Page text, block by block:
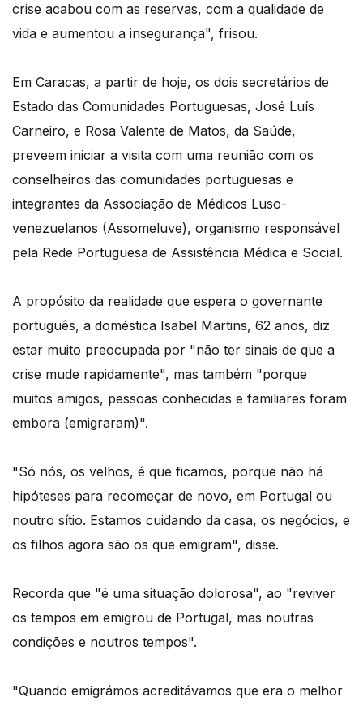
crise acabou com as reservas, com a qualidade de
vida e aumentou a insegurança", frisou.
Em Caracas, a partir de hoje, os dois secretários de
Estado das Comunidades Portuguesas, José Luís
Carneiro, e Rosa Valente de Matos, da Saúde,
preveem iniciar a visita com uma reunião com os
conselheiros das comunidades portuguesas e
integrantes da Associação de Médicos Luso-
venezuelanos (Assomeluve), organismo responsável
pela Rede Portuguesa de Assistência Médica e Social.
A propósito da realidade que espera o governante
português, a doméstica Isabel Martins, 62 anos, diz
estar muito preocupada por "não ter sinais de que a
crise mude rapidamente", mas também "porque
muitos amigos, pessoas conhecidas e familiares foram
embora (emigraram)".
"Só nós, os velhos, é que ficamos, porque não há
hipóteses para recomeçar de novo, em Portugal ou
noutro sítio. Estamos cuidando da casa, os negócios, e
os filhos agora são os que emigram", disse.
Recorda que "é uma situação dolorosa", ao "reviver
os tempos em emigrou de Portugal, mas noutras
condições e noutros tempos".
"Quando emigrámos acreditávamos que era o melhor